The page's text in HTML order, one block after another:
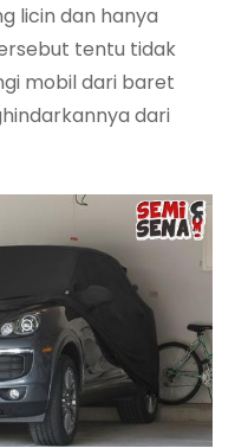
licin dan hanya
tentu tidak
mobil dari baret
dari